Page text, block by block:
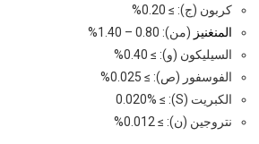
كربون (ج): ≥ 0.20%
المنغنيز (من): 0.80 – 1.40%
السيليكون (و): ≥ 0.40%
الفوسفور (ص): ≥ 0.025%
الكبريت (S): ≥ 0.020%
نتروجين (ن): ≥ 0.012%